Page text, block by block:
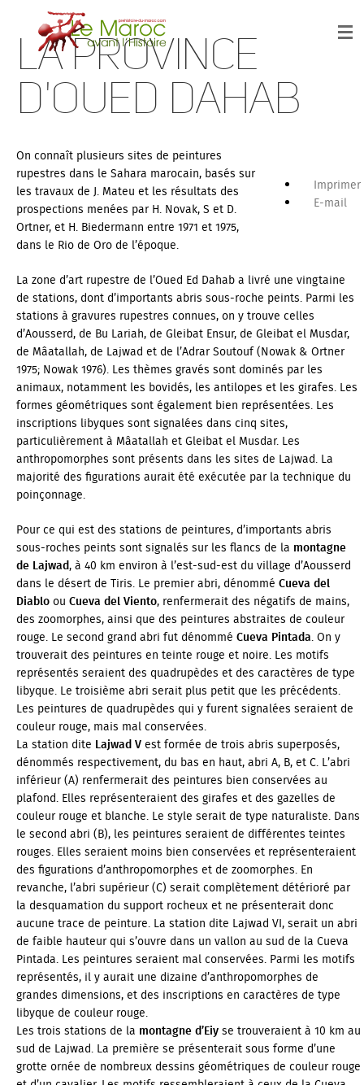
La province
d'Oued Dahab
Imprimer
E-mail
On connaît plusieurs sites de peintures
rupestres dans le Sahara marocain, basés sur
les travaux de J. Mateu et les résultats des
prospections menées par H. Novak, S et D.
Ortner, et H. Biedermann entre 1971 et 1975,
dans le Rio de Oro de l’époque.
La zone d’art rupestre de l’Oued Ed Dahab a livré une vingtaine
de stations, dont d’importants abris sous-roche peints. Parmi les
stations à gravures rupestres connues, on y trouve celles
d’Aousserd, de Bu Lariah, de Gleibat Ensur, de Gleibat el Musdar,
de Mâatallah, de Lajwad et de l’Adrar Soutouf (Nowak & Ortner
1975; Nowak 1976). Les thèmes gravés sont dominés par les
animaux, notamment les bovidés, les antilopes et les girafes. Les
formes géométriques sont également bien représentées. Les
inscriptions libyques sont signalées dans cinq sites,
particulièrement à Mâatallah et Gleibat el Musdar. Les
anthropomorphes sont présents dans les sites de Lajwad. La
majorité des figurations aurait été exécutée par la technique du
poinçonnage.
Pour ce qui est des stations de peintures, d’importants abris
sous-roches peints sont signalés sur les flancs de la montagne
de Lajwad, à 40 km environ à l’est-sud-est du village d’Aousserd
dans le désert de Tiris. Le premier abri, dénommé Cueva del
Diabloou Cueva del Viento, renfermerait des négatifs de mains,
des zoomorphes, ainsi que des peintures abstraites de couleur
rouge. Le second grand abri fut dénommé Cueva Pintada. On y
trouverait des peintures en teinte rouge et noire. Les motifs
représentés seraient des quadrupèdes et des caractères de type
libyque. Le troisième abri serait plus petit que les précédents.
Les peintures de quadrupèdes qui y furent signalées seraient de
couleur rouge, mais mal conservées.
La station dite Lajwad Vest formée de trois abris superposés,
dénommés respectivement, du bas en haut, abri A, B, et C. L’abri
inférieur (A) renfermerait des peintures bien conservées au
plafond. Elles représenteraient des girafes et des gazelles de
couleur rouge et blanche. Le style serait de type naturaliste. Dans
le second abri (B), les peintures seraient de différentes teintes
rouges. Elles seraient moins bien conservées et représenteraient
des figurations d’anthropomorphes et de zoomorphes. En
revanche, l’abri supérieur (C) serait complètement détérioré par
la desquamation du support rocheux et ne présenterait donc
aucune trace de peinture. La station dite Lajwad VI, serait un abri
de faible hauteur qui s’ouvre dans un vallon au sud de la Cueva
Pintada. Les peintures seraient mal conservées. Parmi les motifs
représentés, il y aurait une dizaine d’anthropomorphes de
grandes dimensions, et des inscriptions en caractères de type
libyque de couleur rouge.
Les trois stations de la montagne d’Eiyse trouveraient à 10 km au
sud de Lajwad. La première se présenterait sous forme d’une
grotte ornée de nombreux dessins géométriques de couleur rouge